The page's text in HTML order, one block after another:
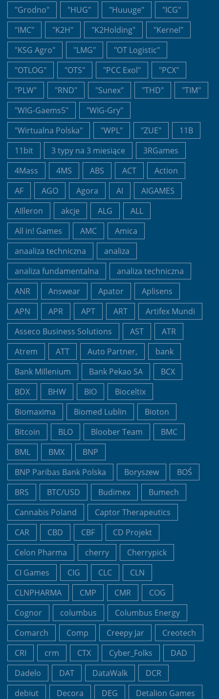
"Grodno" "HUG" "Huuuge"
"ICG"
"IMC"
"K2H" "K2Holding"
"Kernel"
"KSG Agro"
"LMG"
"OT Logistic"
"OTLOG"
"OTS" "PCC Exol"
"PCX"
"PLW"
"RND" "Sunex" "THD"
"TIM"
"WIG-Gaems5"
"WIG-Gry"
"Wirtualna Polska"
"WPL" "ZUE"
11B
11bit
3 typy na 3 miesiące
3RGames
4Mass
4MS ABS ACT
Action
AF
AGO Agora AI
AIGAMES
AIlleron
akcje ALG
ALL
All in! Games
AMC
Amica
anaaliza techniczna
analiza
analiza fundamentalna
analiza techniczna
ANR
Answear Apator
Aplisens
APN
APR APT ART
Artifex Mundi
Asseco Business Solutions
AST
ATR
Atrem
ATT Auto Partner,
bank
Bank Millenium
Bank Pekao SA
BCX
BDX
BHW BIO
Bioceltix
Biomaxima
Biomed Lublin
Bioton
Bitcoin
BLO Bloober Team
BMC
BML
BMX
BNP
BNP Paribas Bank Polska
Boryszew
BOŚ
BRS
BTC/USD Budimex
Bumech
Cannabis Poland
Captor Therapeutics
CAR
CBD CBF
CD Projekt
Celon Pharma
cherry
Cherrypick
CI Games
CIG CLC
CLN
CLNPHARMA
CMP CMR
COG
Cognor
columbus
Columbus Energy
Comarch
Comp Creepy Jar
Creotech
CRI
crm CTX Cyber_Folks
DAD
Dadelo
DAT DataWalk
DCR
debiut
Decora DEG
Detalion Games